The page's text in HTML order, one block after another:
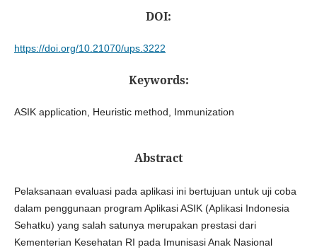
DOI:
https://doi.org/10.21070/ups.3222
Keywords:
ASIK application, Heuristic method, Immunization
Abstract
Pelaksanaan evaluasi pada aplikasi ini bertujuan untuk uji coba
dalam penggunaan program Aplikasi ASIK (Aplikasi Indonesia
Sehatku) yang salah satunya merupakan prestasi dari
Kementerian Kesehatan RI pada Imunisasi Anak Nasional